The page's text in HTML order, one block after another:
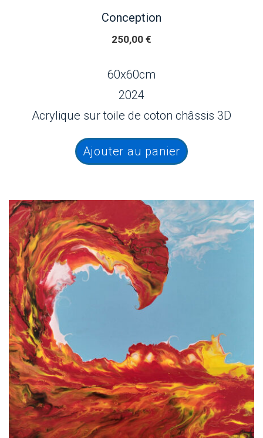
Conception
250,00 €
60x60cm
2024
Acrylique sur toile de coton châssis 3D
Ajouter au panier